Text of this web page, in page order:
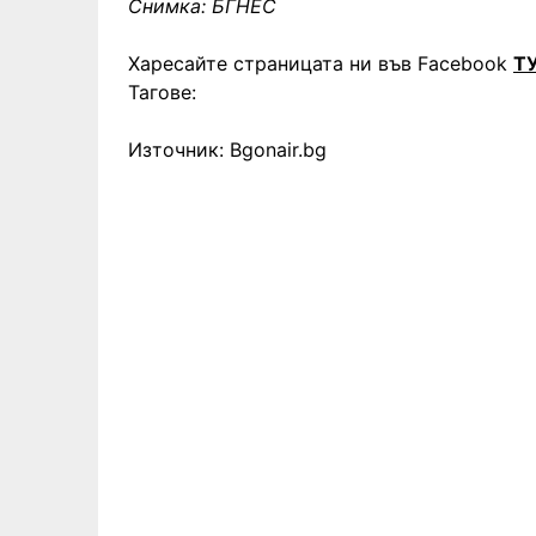
Снимка: БГНЕС
Харесайте страницата ни във Facebook
Тагове:
Източник: Bgonair.bg